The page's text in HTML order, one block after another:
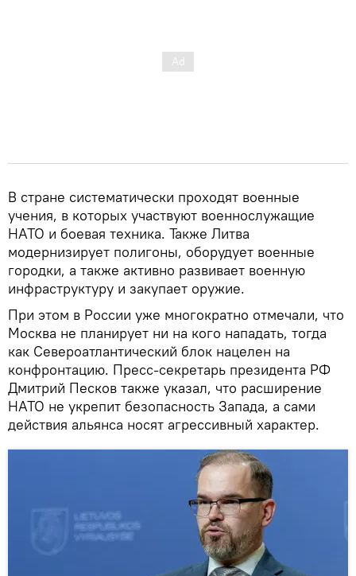
В стране систематически проходят военные
учения, в которых участвуют военнослужащие
НАТО и боевая техника. Также Литва
модернизирует полигоны, оборудует военные
городки, а также активно развивает военную
инфраструктуру и закупает оружие.
При этом в России уже многократно отмечали, что
Москва не планирует ни на кого нападать, тогда
как Североатлантический блок нацелен на
конфронтацию. Пресс-секретарь президента РФ
Дмитрий Песков также указал, что расширение
НАТО не укрепит безопасность Запада, а сами
действия альянса носят агрессивный характер.